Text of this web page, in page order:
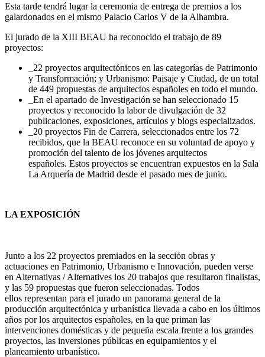
Esta tarde tendrá lugar la ceremonia de entrega de premios a los
galardonados en el mismo Palacio Carlos V de la Alhambra.
El jurado de la XIII BEAU ha reconocido el trabajo de 89
proyectos:
_22 proyectos arquitectónicos en las categorías de Patrimonio
y Transformación; y Urbanismo: Paisaje y Ciudad, de un total
de 449 propuestas de arquitectos españoles en todo el mundo.
_En el apartado de Investigación se han seleccionado 15
proyectos y reconocido la labor de divulgación de 32
publicaciones, exposiciones, artículos y blogs especializados.
_20 proyectos Fin de Carrera, seleccionados entre los 72
recibidos, que la BEAU reconoce en su voluntad de apoyo y
promoción del talento de los jóvenes arquitectos
españoles. Estos proyectos se encuentran expuestos en la Sala
La Arquería de Madrid desde el pasado mes de junio.
LA EXPOSICIÓN
Junto a los 22 proyectos premiados en la sección obras y
actuaciones en Patrimonio, Urbanismo e Innovación, pueden verse
en Alternativas / Alternatives los 20 trabajos que resultaron finalistas,
y las 59 propuestas que fueron seleccionadas. Todos
ellos representan para el jurado un panorama general de la
producción arquitectónica y urbanística llevada a cabo en los últimos
años por los arquitectos españoles, en la que priman las
intervenciones domésticas y de pequeña escala frente a los grandes
proyectos, las inversiones públicas en equipamientos y el
planeamiento urbanístico.